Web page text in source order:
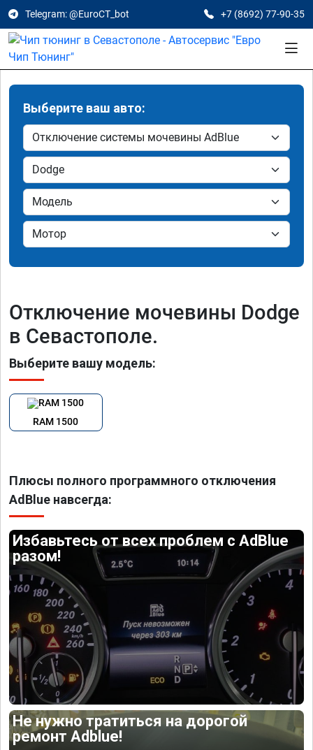
Telegram: @EuroCT_bot +7 (8692) 77-90-35
Выберите ваш авто:
Отключение мочевины Dodge
в Севастополе.
Выберите вашу модель:
RAM 1500
Плюсы полного программного отключения
AdBlue навсегда:
Избавьтесь от всех проблем с AdBlue
разом!
Не нужно тратиться на дорогой
ремонт Adblue!